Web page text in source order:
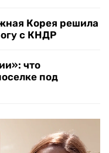
Корея решила
с КНДР
что
под